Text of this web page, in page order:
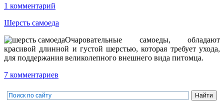
1 комментарий
Шерсть самоеда
Очаровательные самоеды, обладают
красивой длинной и густой шерстью, которая требует ухода,
для поддержания великолепного внешнего вида питомца.
7 комментариев